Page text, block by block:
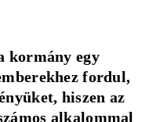
kormány egy
fordul,
hiszen az
alkalommal